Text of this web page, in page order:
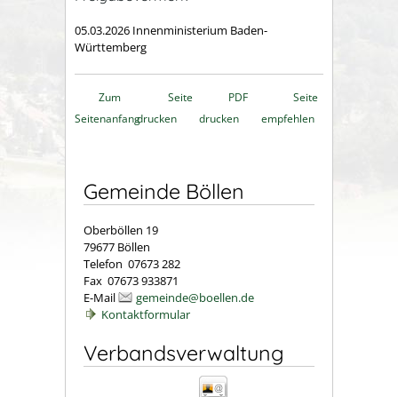
05.03.2026 Innenministerium Baden-
Württemberg
Zum
Seitenanfang
Seite
drucken
PDF
drucken
Seite
empfehlen
Gemeinde Böllen
Oberböllen 19
79677 Böllen
Telefon 07673 282
Fax 07673 933871
E-Mail
gemeinde@boellen.de
Kontaktformular
Verbandsverwaltung